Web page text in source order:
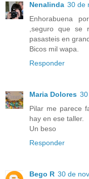
Nenalinda 30 de
Enhorabuena
,seguro que se
pasasteis en
Bicos mil wapa.
Responder
Maria Dolores
Pilar me parece
hay en ese taller.
Un beso
Responder
Bego R 30 de